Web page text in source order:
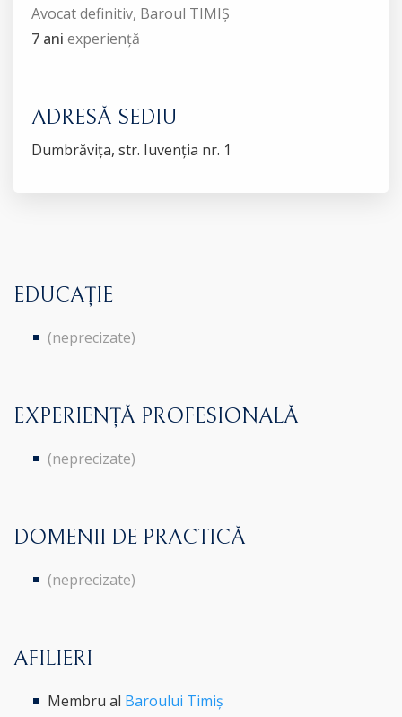
Avocat definitiv, Baroul TIMIȘ
7 ani experiență
ADRESĂ SEDIU
Dumbrăvița, str. Iuvenția nr. 1
EDUCAȚIE
(neprecizate)
EXPERIENȚĂ PROFESIONALĂ
(neprecizate)
DOMENII DE PRACTICĂ
(neprecizate)
AFILIERI
Membru al Baroului Timiș